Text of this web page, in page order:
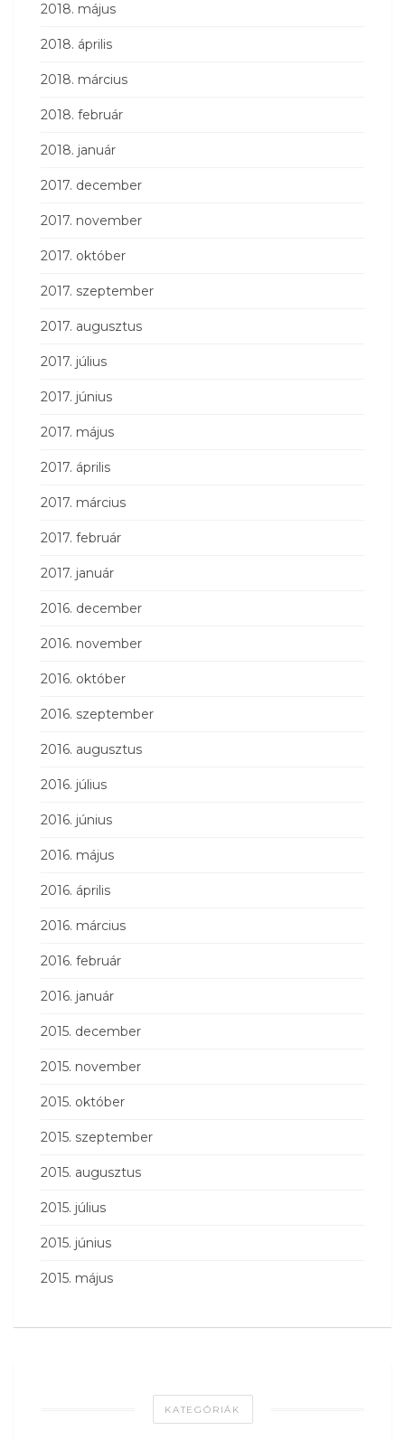
2018. május
2018. április
2018. március
2018. február
2018. január
2017. december
2017. november
2017. október
2017. szeptember
2017. augusztus
2017. július
2017. június
2017. május
2017. április
2017. március
2017. február
2017. január
2016. december
2016. november
2016. október
2016. szeptember
2016. augusztus
2016. július
2016. június
2016. május
2016. április
2016. március
2016. február
2016. január
2015. december
2015. november
2015. október
2015. szeptember
2015. augusztus
2015. július
2015. június
2015. május
KATEGÓRIÁK